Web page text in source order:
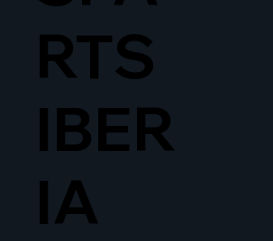
RTS
IBER
IA